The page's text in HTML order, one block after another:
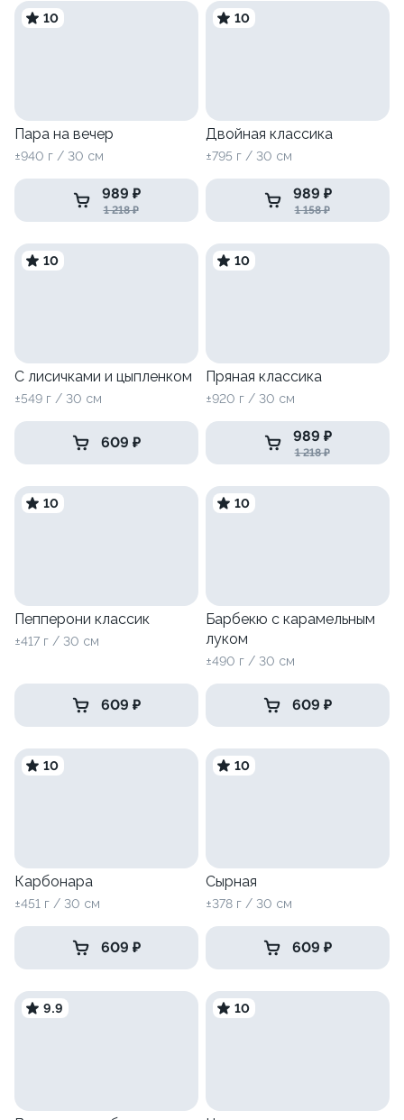
10
Пара на вечер
±940 г / 30 см
989 ₽
1 218 ₽
10
Двойная классика
±795 г / 30 см
989 ₽
1 158 ₽
10
С лисичками и цыпленком
±549 г / 30 см
609 ₽
10
Пряная классика
±920 г / 30 см
989 ₽
1 218 ₽
10
Пепперони классик
±417 г / 30 см
609 ₽
10
Барбекю с карамельным
луком
±490 г / 30 см
609 ₽
10
Карбонара
±451 г / 30 см
609 ₽
10
Сырная
±378 г / 30 см
609 ₽
9.9 10